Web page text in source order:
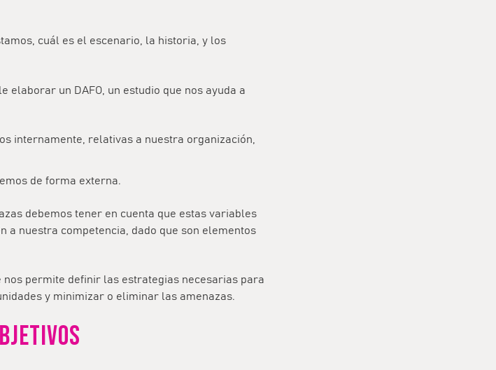
cuál es el escenario, la historia, y los
un DAFO, un estudio que nos ayuda a
internamente, relativas a nuestra organización,
de forma externa.
debemos tener en cuenta que estas variables
a nuestra competencia, dado que son elementos
nos permite definir las estrategias necesarias para
y minimizar o eliminar las amenazas.